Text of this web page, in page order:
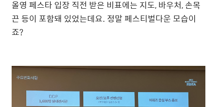
올영 페스타 입장 직전 받은 비표에는 지도, 바우처, 손목
끈 등이 포함돼 있었는데요. 정말 페스티벌다운 모습이
죠?